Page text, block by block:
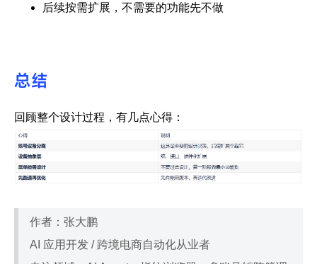
后续按需扩展，不需要的功能先不做
总结
回顾整个设计过程，有几点心得：
作者：张大鹏
AI 应用开发 / 跨境电商自动化从业者